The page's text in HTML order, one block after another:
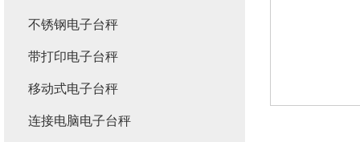
不锈钢电子台秤
带打印电子台秤
移动式电子台秤
连接电脑电子台秤